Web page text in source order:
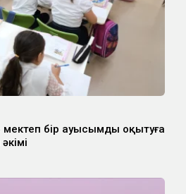
мектеп бір ауысымды оқытуға